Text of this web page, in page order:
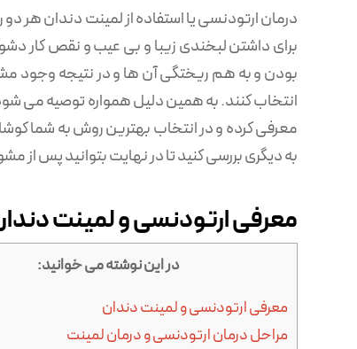
درمان ارتودنسی یا استفاده از لمینت دندان
برای داشتن لبخندی زیبا و بی عیب و نقص کار
بودن و به هم ریختگی آن ها و در نتیجه وجود
انتخاب کنند. به همین دلیل همواره توصیه می‌
معرفی کرده و در انتخاب بهترین روش به شما
به دیگری بررسی کنید تا در نهایت بتوانید پس از
معرفی ارتودنسی و لمینت
در این نوشته می خوانید:
معرفی ارتودنسی و لمینت دندان
مراحل درمان ارتودنسی و درمان لمینت